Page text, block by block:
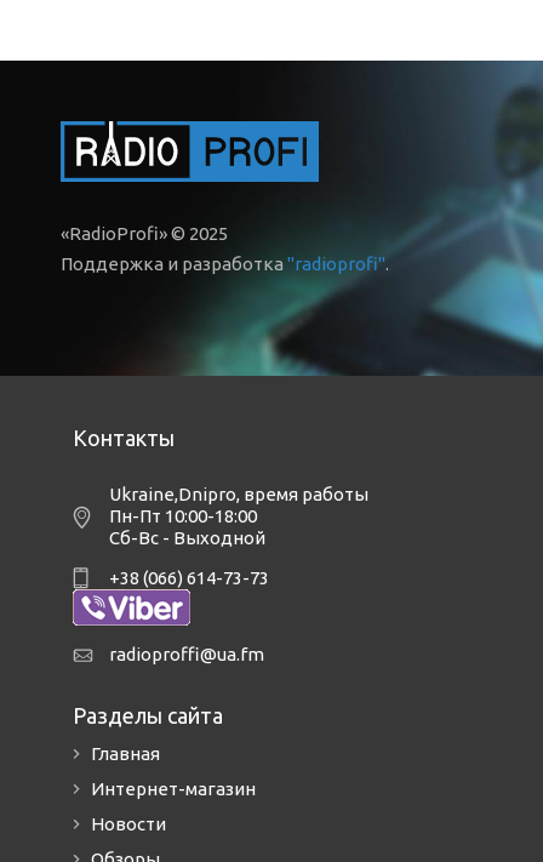
«RadioProfi» © 2025
Поддержка и разработка"radioprofi".
Контакты
Ukraine,Dnipro, время работы
Пн-Пт 10:00-18:00
Сб-Вс - Выходной
+38 (066) 614-73-73
radioproffi@ua.fm
Разделы сайта
Главная
Интернет-магазин
Новости